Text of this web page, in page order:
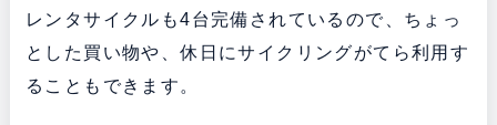
レンタサイクルも4台完備されているので、ちょっ
とした買い物や、休日にサイクリングがてら利用す
ることもできます。